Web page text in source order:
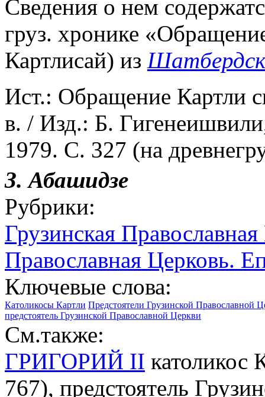
Сведения о нем
груз. хронике
Картлисай) из
Ист.: Обращение Картли
в. / Изд.: Б.
1979. С. 327 (на
З.Абашидзе
Рубрики:
Грузинская
Православная Церковь.
Ключевые слова:
Католикосы Картли Предстоятели Грузинской Православной
предстоятель Грузинской Православной Церкви
См.также:
ГРИГОРИЙ II католикос
767), предстоятель